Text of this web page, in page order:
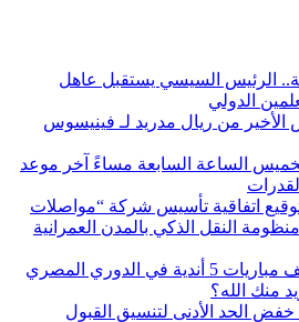
الرئيس السيسي يستقبل عاهل
الدولي
من ريال مدريد لـ فينيسوس
الخميس الساعة السابعة مساءً آخر موعد
اتفاقية تأسيس شركة “مواصلات
النقل الذكي بالمدن العمرانية
في الدوري المصري
منك الله؟
الحد الأدنى لتنسيق القبول